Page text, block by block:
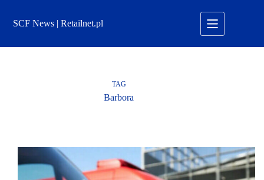
treściSCF News | Retailnet.pl
TAG
Barbora